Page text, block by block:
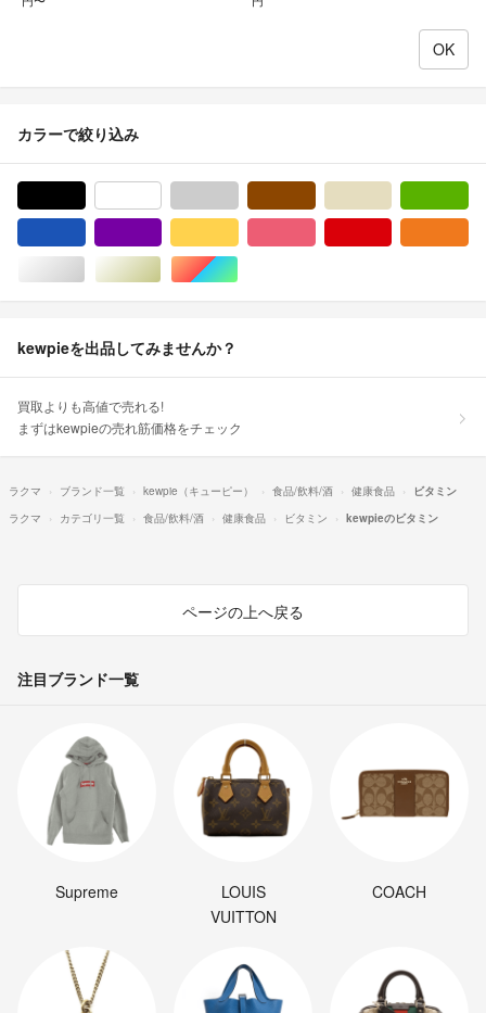
カラーで絞り込み
シルバー/銀色系ゴールド/金色系マルチカラー
kewpieを出品してみませんか？
買取よりも高値で売れる!
まずはkewpieの売れ筋価格をチェック
ラクマ ブランド一覧 kewpie（キューピー） 食品/飲料/酒 健康食品
ビタミン
ラクマ
カテゴリ一覧 食品/飲料/酒 健康食品 ビタミン kewpieのビタミン
ページの上へ戻る
注目ブランド一覧
Supreme
LOUIS
VUITTON
COACH